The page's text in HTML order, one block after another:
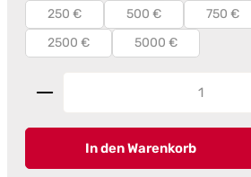
250 €
500 € 750 €
2500 €
5000 €
Produkt Anzahl: Gib den
In den Warenkorb